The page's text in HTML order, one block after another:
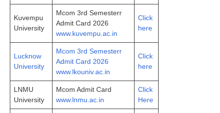
Kuvempu
University
Mcom 3rd Semesterr
Admit Card 2026
www.kuvempu.ac.in
Click
here
Lucknow
University
Mcom 3rd Semesterr
Admit Card 2026
www.lkouniv.ac.in
Click
here
LNMU
University
Mcom Admit Card
www.lnmu.ac.in
Click
Here